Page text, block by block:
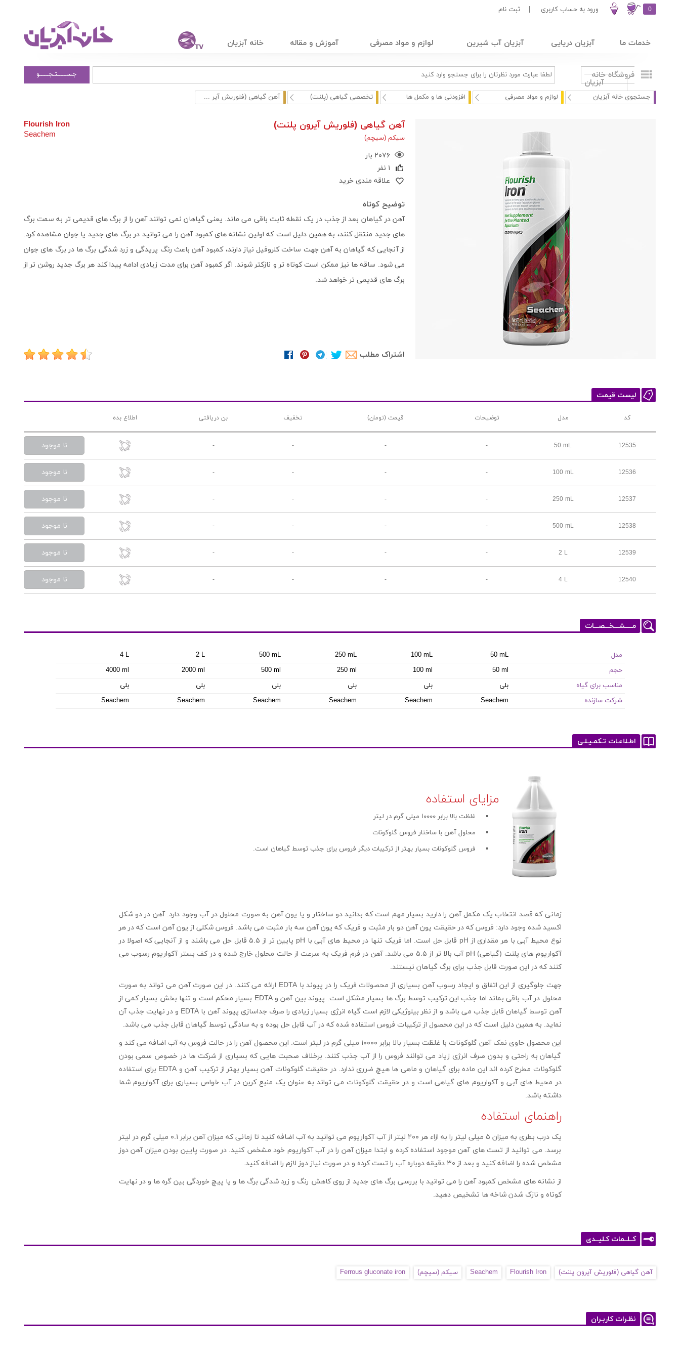
0 ورود به حساب کاربری ثبت نام
خدمات ما آبزیان دریایی آبزیان آب شیرین لوازم و مواد مصرفی آموزش و مقاله خانه آبزیان
فروشگاه خانه
آبزیان
جســــــتـجــــــو
جستجوی خانه آبزیان لوازم و مواد مصرفی افزودنی ها و مکمل ها تخصصی گیاهی (پلنت) آهن گیاهی (فلوریش آیر ...
آهن گیاهی (فلوریش آیرون پلنت)
سیکم (سیچم)
۲۰۷۶ بار
۱ نفر
علاقه مندی خرید
Flourish Iron
Seachem
توضیح کوتاه
آهن در گیاهان بعد از جذب در یک نقطه ثابت باقی می ماند. یعنی گیاهان نمی توانند آهن را از برگ های قدیمی تر به سمت برگ
های جدید منتقل کنند، به همین دلیل است که اولین نشانه های کمبود آهن را می توانید در برگ های جدید یا جوان مشاهده کرد.
از آنجایی که گیاهان به آهن جهت ساخت کلروفیل نیاز دارند، کمبود آهن باعث رنگ پریدگی و زرد شدگی برگ ها در برگ های جوان
می شود. ساقه ها نیز ممکن است کوتاه تر و نازکتر شوند. اگر کمبود آهن برای مدت زیادی ادامه پیدا کند هر برگ جدید روشن تر از
برگ های قدیمی تر خواهد شد.
اشتراک مطلب
لیست قیمت
کد مدل توضیحات قیمت (تومان) تخفیف بن دریافتی اطلاع بده
12535
50 mL
-
-
-
- نا موجود
12536
100 mL
-
-
-
- نا موجود
12537
250 mL
-
-
-
- نا موجود
12538
500 mL
-
-
-
- نا موجود
12539
2 L
-
-
-
- نا موجود
12540
4 L
-
-
-
- نا موجود
مـــــشـــخـــصـــات
مدل 50 mL
100 mL
250 mL
500 mL
2 L
4 L
حجم
50 ml
100 ml
250 ml
500 ml
2000 ml
4000 ml
مناسب برای گیاه
بلی بلی بلی بلی بلی
بلی
شرکت سازنده
Seachem
Seachem
Seachem
Seachem
Seachem
Seachem
اطـلاعـات تـکمـیـلـی
مزایای استفاده
غلظت بالا برابر ۱۰۰۰۰ میلی گرم در لیتر
محلول آهن با ساختار فروس گلوکونات
فروس گلوکونات بسیار بهتر از ترکیبات دیگر فروس برای جذب توسط گیاهان است.
زمانی که قصد انتخاب یک مکمل آهن را دارید بسیار مهم است که بدانید دو ساختار و یا یون آهن به صورت محلول در آب وجود دارد. آهن در دو شکل
اکسید شده وجود دارد: فروس که در حقیقت یون آهن دو بار مثبت و فریک که یون آهن سه بار مثبت می باشد. فروس شکلی از یون آهن است که در هر
نوع محیط آبی با هر مقداری از pH قابل حل است. اما فریک تنها در محیط های آبی با pH پایین تر از ۵.۵ قابل حل می باشند و از آنجایی که اصولا در
آکواریوم های پلنت (گیاهی) pH آب بالا تر از ۵.۵ می باشد. آهن در فرم فریک به سرعت از حالت محلول خارج شده و در کف بستر آکواریوم رسوب می
کنند که در این صورت قابل جذب برای برگ گیاهان نیستند.
جهت جلوگیری از این اتفاق و ایجاد رسوب آهن بسیاری از محصولات فریک را در پیوند با EDTA ارائه می کنند. در این صورت آهن می تواند به صورت
محلول در آب باقی بماند اما جذب این ترکیب توسط برگ ها بسیار مشکل است. پیوند بین آهن و EDTA بسیار محکم است و تنها بخش بسیار کمی از
آهن توسط گیاهان قابل جذب می باشد و از نظر بیلوژیکی لازم است گیاه انرژی بسیار زیادی را صرف جداسازی پیوند آهن با EDTA و در نهایت جذب آن
نماید. به همین دلیل است که در این محصول از ترکیبات فروس استفاده شده که در آب قابل حل بوده و به سادگی توسط گیاهان قابل جذب می باشد.
این محصول حاوی نمک آهن گلوکونات با غلظت بسیار بالا برابر ۱۰۰۰۰ میلی گرم در لیتر است. این محصول آهن را در حالت فروس به آب اضافه می کند و
گیاهان به راحتی و بدون صرف انرژی زیاد می توانند فروس را از آب جذب کنند. برخلاف صحبت هایی که بسیاری از شرکت ها در خصوص سمی بودن
گلوکونات مطرح کرده اند این ماده برای گیاهان و ماهی ها هیچ ضرری ندارد. در حقیقت گلوکونات آهن بسیار بهتر از ترکیب آهن و EDTA برای استفاده
در محیط های آبی و آکواریوم های گیاهی است و در حقیقت گلوکونات می تواند به عنوان یک منبع کربن در آب خواص بسیاری برای آکواریوم شما
داشته باشد.
راهنمای استفاده
یک درب بطری به میزان ۵ میلی لیتر را به ازاء هر ۲۰۰ لیتر از آب آکواریوم می توانید به آب اضافه کنید تا زمانی که میزان آهن برابر ۰.۱ میلی گرم در لیتر
برسد. می توانید از تست های آهن موجود استفاده کرده و ابتدا میزان آهن را در آب آکواریوم خود مشخص کنید. در صورت پایین بودن میزان آهن دوز
مشخص شده را اضافه کنید و بعد از ۳۰ دقیقه دوباره آب را تست کرده و در صورت نیاز دوز لازم را اضافه کنید.
از نشانه های مشخص کمبود آهن را می توانید با بررسی برگ های جدید از روی کاهش رنگ و زرد شدگی برگ ها و یا پیچ خوردگی بین گره ها و در نهایت
کوتاه و نازک شدن شاخه ها تشخیص دهید.
کــلــمات کـلیــدی
آهن گیاهی (فلوریش آیرون پلنت) Flourish Iron
Seachem سیکم (سیچم) Ferrous gluconate iron
نظـرات کاربـران